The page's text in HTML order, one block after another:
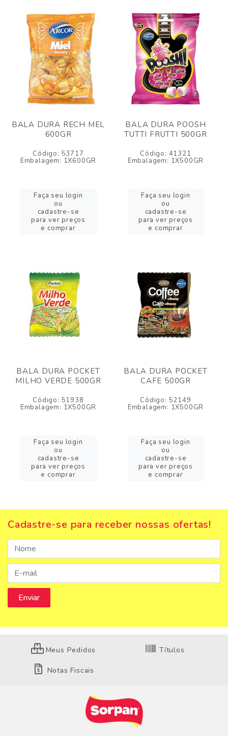
BALA DURA RECH MEL
600GR
Código: 53717
Embalagem: 1X600GR
Faça seu login
ou
cadastre-se
para ver preços
e comprar
BALA DURA POOSH
TUTTI FRUTTI 500GR
Código: 41321
Embalagem: 1X500GR
Faça seu login
ou
cadastre-se
para ver preços
e comprar
BALA DURA POCKET
MILHO VERDE 500GR
Código: 51938
Embalagem: 1X500GR
Faça seu login
ou
cadastre-se
para ver preços
e comprar
BALA DURA POCKET
CAFE 500GR
Código: 52149
Embalagem: 1X500GR
Faça seu login
ou
cadastre-se
para ver preços
e comprar
Cadastre-se para receber nossas ofertas!
Meus Pedidos Títulos
Notas Fiscais